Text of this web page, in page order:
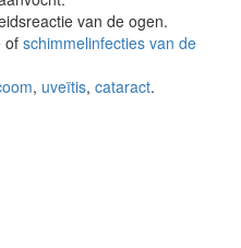
van de ogen.
of schimmelinfecties van de
, uveïtis, cataract.